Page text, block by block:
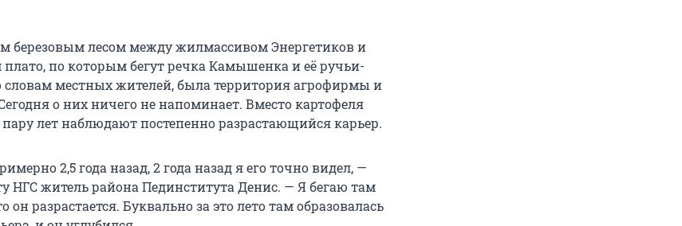
березовым лесом между жилмассивом Энергетиков и
по которым бегут речка Камышенка и её ручьи-
словам местных жителей, была территория агрофирмы и
о них ничего не напоминает. Вместо картофеля
лет наблюдают постепенно разрастающийся карьер.
2,5 года назад, 2 года назад я его точно видел, —
НГС житель района Пединститута Денис. — Я бегаю там
он разрастается. Буквально за это лето там образовалась